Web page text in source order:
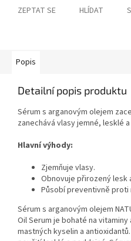
ZEPTAT SE HLÍDAT
Popis
Detailní popis produktu
Sérum s arganovým olejem
zanechává vlasy jemné, lesklé
Hlavní výhody:
Zjemňuje vlasy.
Obnovuje přirozený lesk
Působí preventivně
Sérum s arganovým olejem
Oil Serum je bohaté na
mastných kyselin a